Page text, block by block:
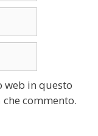
web in questo
commento.